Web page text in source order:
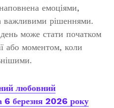
емоціями,
важливими рішеннями.
може стати початком
або моментом, коли
любовний
6 березня 2026 року